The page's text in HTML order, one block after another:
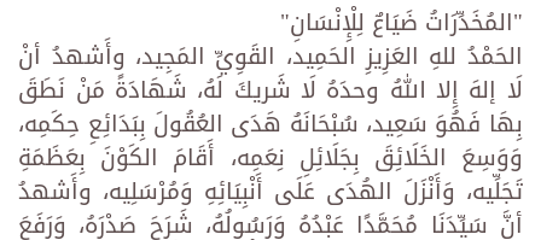
"المُخَدِّرَاتُ ضَيَاعٌ لِلْإِنْسَانِ"
الحَمْدُ للهِ العَزِيزِ الحَمِيد، القَوِيِّ المَجِيد، وأَشهدُ أنْ
لَا إلهَ إِلا اللهُ وحدَهُ لَا شَريكَ لَهُ، شَهَادَةً مَنْ نَطَقَ
بِهَا فَهُوَ سَعِيد، سُبْحَانَهُ هَدَى العُقُولَ بِبَدَائِعِ حِكَمِه،
وَوَسِعَ الخَلَائِقَ بِجَلَائِلِ نِعَمِه، أَقَامَ الكَوْنَ بِعَظَمَةِ
تَجَلِّيه، وَأَنْزَلَ الهُدَى عَلَى أَنْبِيَائِهِ وَمُرْسَلِيه، وأَشهدُ
أنَّ سَيِّدَنَا مُحَمَّدًا عَبْدُهُ وَرَسُولُهُ، شَرَحَ صَدْرَهُ، وَرَفَعَ